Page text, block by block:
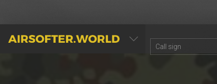
AIRSOFTER.WORLD